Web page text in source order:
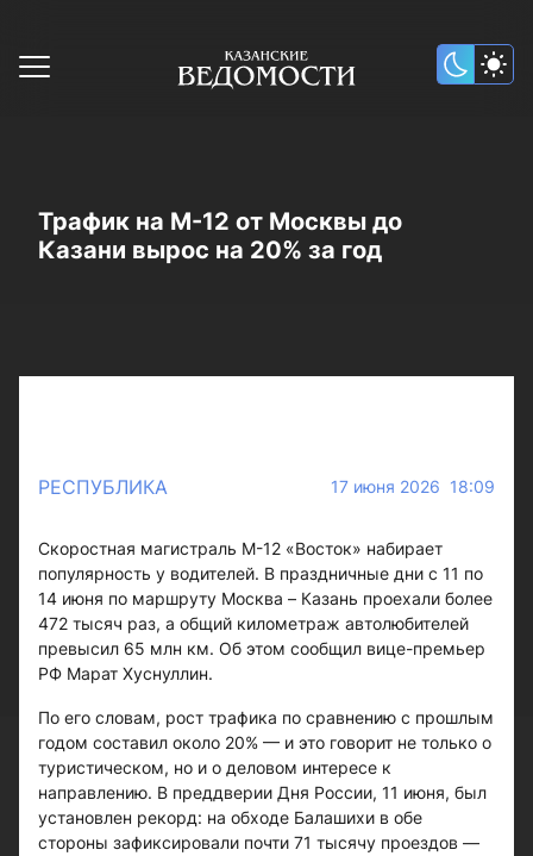
Трафик на М-12 от Москвы до
Казани вырос на 20% за год
РЕСПУБЛИКА 17 июня 2026 18:09
Скоростная магистраль М-12 «Восток» набирает
популярность у водителей. В праздничные дни с 11 по
14 июня по маршруту Москва – Казань проехали более
472 тысяч раз, а общий километраж автолюбителей
превысил 65 млн км. Об этом сообщил вице-премьер
РФ Марат Хуснуллин.
По его словам, рост трафика по сравнению с прошлым
годом составил около 20% — и это говорит не только о
туристическом, но и о деловом интересе к
направлению. В преддверии Дня России, 11 июня, был
установлен рекорд: на обходе Балашихи в обе
стороны зафиксировали почти 71 тысячу проездов —